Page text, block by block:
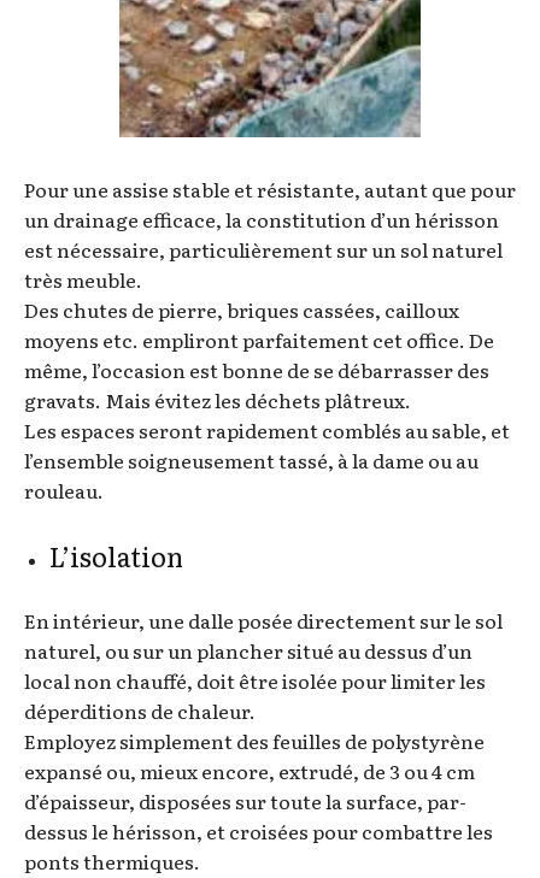
Pour une assise stable et résistante, autant que pour
un drainage efficace, la constitution d’un hérisson
est nécessaire, particulièrement sur un sol naturel
très meuble.
Des chutes de pierre, briques cassées, cailloux
moyens etc. empliront parfaitement cet office. De
même, l’occasion est bonne de se débarrasser des
gravats. Mais évitez les déchets plâtreux.
Les espaces seront rapidement comblés au sable, et
l’ensemble soigneusement tassé, à la dame ou au
rouleau.
L’isolation
En intérieur, une dalle posée directement sur le sol
naturel, ou sur un plancher situé au dessus d’un
local non chauffé, doit être isolée pour limiter les
déperditions de chaleur.
Employez simplement des feuilles de polystyrène
expansé ou, mieux encore, extrudé, de 3 ou 4 cm
d’épaisseur, disposées sur toute la surface, par-
dessus le hérisson, et croisées pour combattre les
ponts thermiques.